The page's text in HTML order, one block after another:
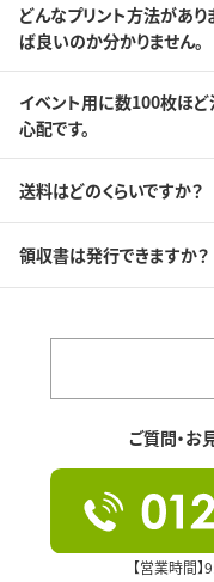
どんなプリント方法があり
ば良いのか分かりません。
イベント用に数100枚ほ
心配です。
送料はどのくらいですか？
領収書は発行できますか？
ご質問・お
【営業時間